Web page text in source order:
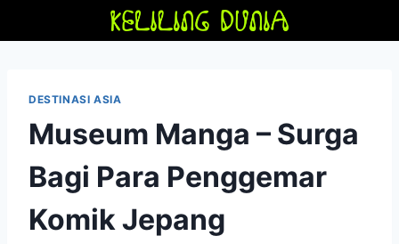
DESTINASI ASIA
Museum Manga – Surga
Bagi Para Penggemar
Komik Jepang